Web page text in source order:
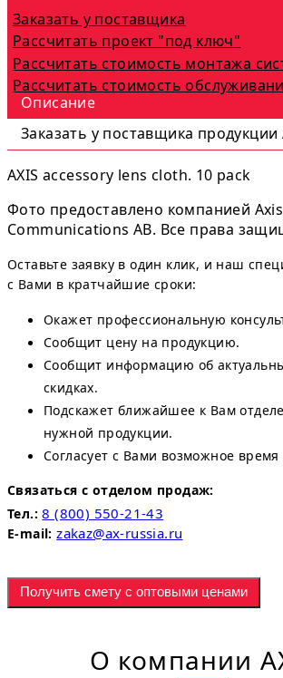
Заказать у поставщика
Рассчитать проект "под ключ"
Рассчитать стоимость монтажа
Рассчитать стоимость
Описание
Заказать у поставщика продукции
AXIS accessory lens cloth. 10 pack
Фото предоставлено компанией Axis
Communications AB. Все права
Оставьте заявку в один клик, и наш
с Вами в кратчайшие сроки:
Окажет профессиональную
Сообщит цену на продукцию.
Сообщит информацию об
скидках.
Подскажет ближайшее к Вам
нужной продукции.
Согласует с Вами возможное время
Связаться с отделом продаж:
Тел.: 8 (800) 550-21-43
E-mail: zakaz@ax-russia.ru
Получить смету с оптовыми ценами
О компании